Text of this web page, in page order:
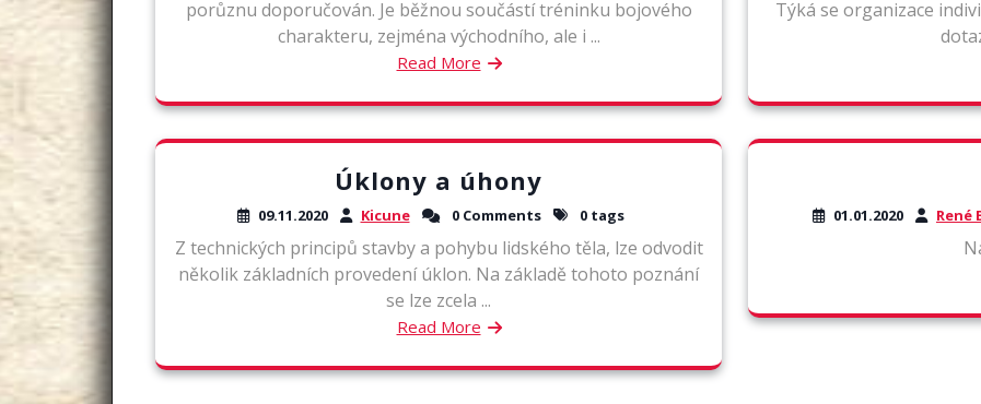
porůznu doporučován. Je běžnou součástí tréninku bojového
charakteru, zejména východního, ale i ...
Read More
Týká se organizace
Úklony a úhony
09.11.2020 Kicune 0 Comments 0 tags
Z technických principů stavby a pohybu lidského těla, lze odvodit
několik základních provedení úklon. Na základě tohoto poznání
se lze zcela ...
Read More
01.01.2020 René